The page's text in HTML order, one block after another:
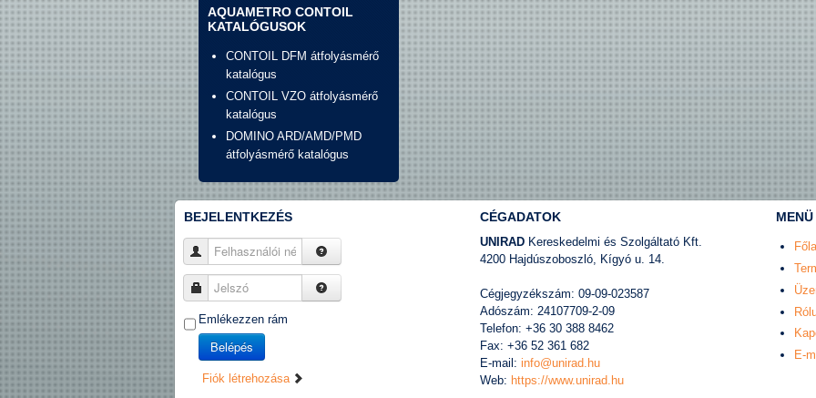
AQUAMETRO CONTOIL
KATALÓGUSOK
CONTOIL DFM átfolyásmérő
katalógus
CONTOIL VZO átfolyásmérő
katalógus
DOMINO ARD/AMD/PMD
átfolyásmérő katalógus
BEJELENTKEZÉS
Felhasználói név
Jelszó
Emlékezzen rám
Belépés
Fiók létrehozása
CÉGADATOK
UNIRADKereskedelmi és Szolgáltató Kft.
4200 Hajdúszoboszló, Kígyó u. 14.
Cégjegyzékszám: 09-09-023587
Adószám: 24107709-2-09
Telefon: +36 30 388 8462
Fax: +36 52 361 682
E-mail: info@unirad.hu
Web: https://www.unirad.hu
MENÜ
E-